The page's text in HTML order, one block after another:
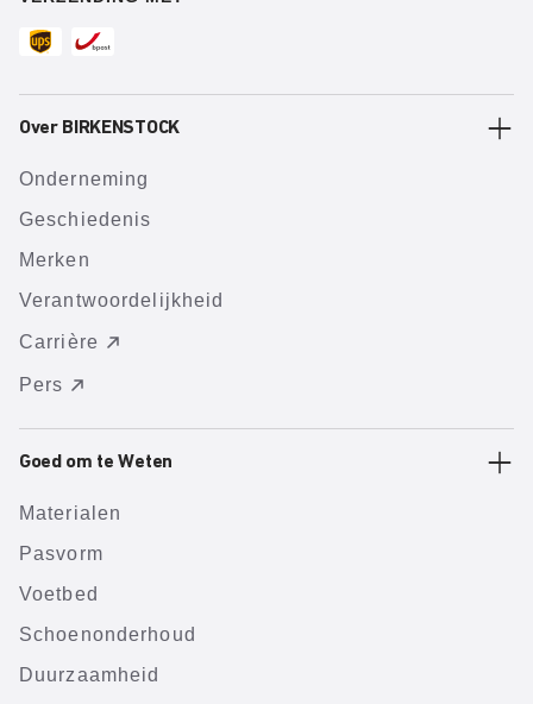
Over BIRKENSTOCK
Onderneming
Geschiedenis
Merken
Verantwoordelijkheid
Carrière
Pers
Goed om te Weten
Materialen
Pasvorm
Voetbed
Schoenonderhoud
Duurzaamheid